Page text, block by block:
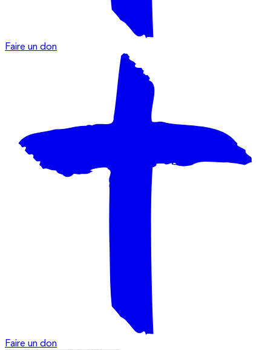
Faire un don
Faire un don